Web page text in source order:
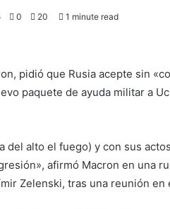
0 20 1 minute read
pidió que Rusia acepte sin
paquete de ayuda militar a
del alto el fuego) y con sus
afirmó Macron en una
Zelenski, tras una reunión en